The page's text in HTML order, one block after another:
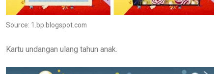
Source: 1.bp.blogspot.com
Kartu undangan ulang tahun anak.